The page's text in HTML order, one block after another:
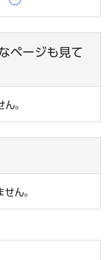
ページも見て
。
ん。